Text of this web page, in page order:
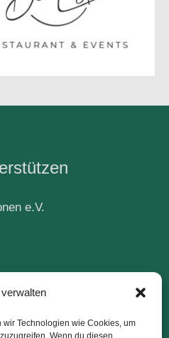
Technologien wie Cookies, um
Wenn du diesen
e.V.